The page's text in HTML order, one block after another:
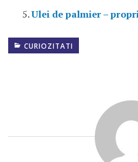
Ulei de palmier –
CURIOZITATI
ANEMIE
PERNICIOASA
DE